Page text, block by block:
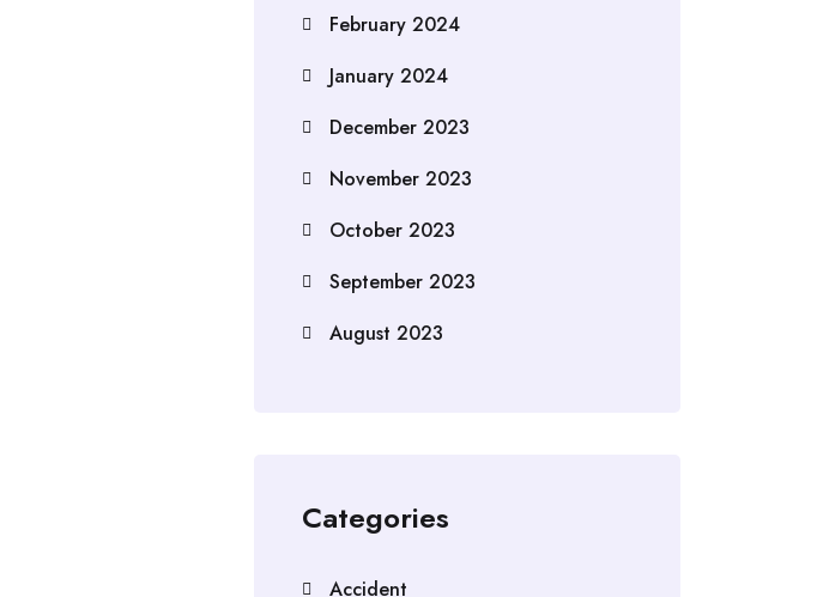
February 2024
January 2024
December 2023
November 2023
October 2023
September 2023
August 2023
Categories
Accident